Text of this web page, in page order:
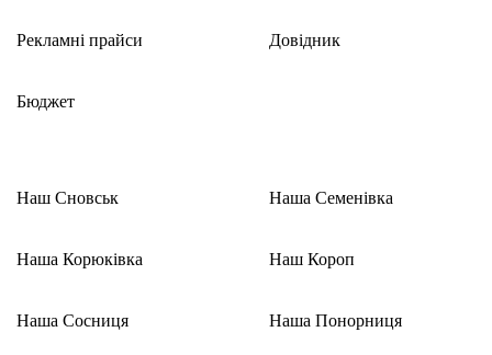
Рекламні прайси
Бюджет
Довідник
Наш Сновськ
Наша Корюківка
Наша Сосниця
Наша Семенівка
Наш Короп
Наша Понорниця